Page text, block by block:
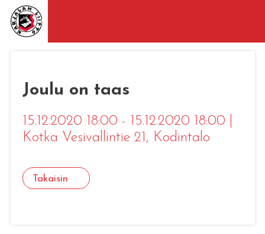
Joulu on taas
15.12.2020 18:00 - 15.12.2020 18:00
Kotka Vesivallintie 21 , Kodintalo
Takaisin